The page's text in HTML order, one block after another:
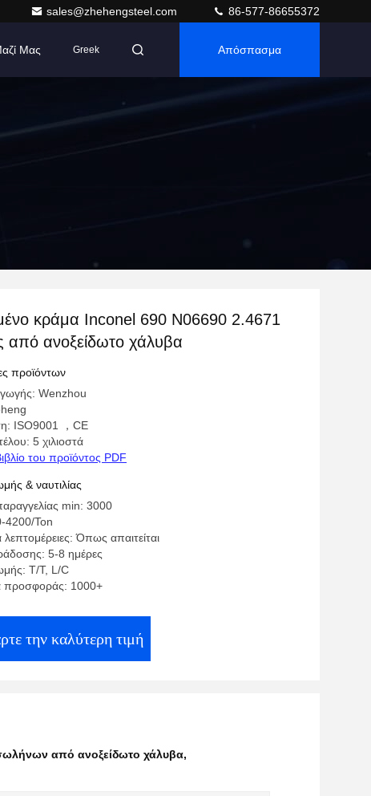
sales@zhehengsteel.com 86-577-86655372
Μας Greek Απόσπασμα
κράμα Inconel 690 N06690 2.4671
από ανοξείδωτο χάλυβα
προϊόντων
Wenzhou
ISO9001 ，CE
5 χιλιοστά
του προϊόντος PDF
& ναυτιλίας
min: 3000
4200/Ton
Όπως απαιτείται
5-8 ημέρες
T/T, L/C
προσφοράς: 1000+
την καλύτερη τιμή
από ανοξείδωτο χάλυβα,